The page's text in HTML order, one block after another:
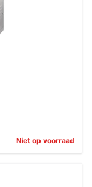
Niet op voorraad